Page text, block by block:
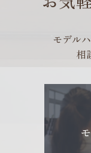
モデル
相